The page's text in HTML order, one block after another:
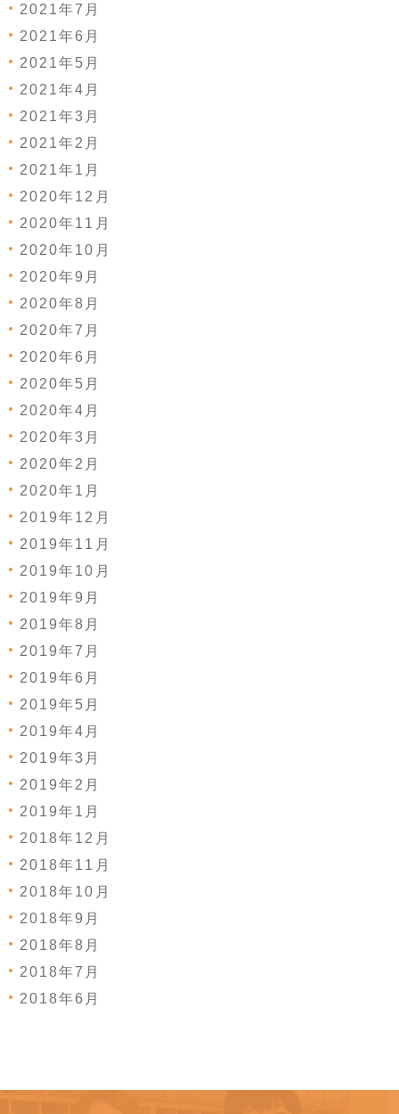
2021年7月
2021年6月
2021年5月
2021年4月
2021年3月
2021年2月
2021年1月
2020年12月
2020年11月
2020年10月
2020年9月
2020年8月
2020年7月
2020年6月
2020年5月
2020年4月
2020年3月
2020年2月
2020年1月
2019年12月
2019年11月
2019年10月
2019年9月
2019年8月
2019年7月
2019年6月
2019年5月
2019年4月
2019年3月
2019年2月
2019年1月
2018年12月
2018年11月
2018年10月
2018年9月
2018年8月
2018年7月
2018年6月